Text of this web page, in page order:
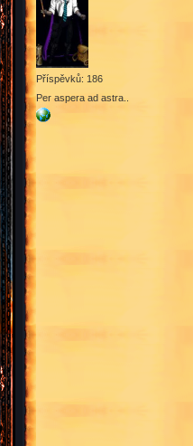
Příspěvků: 186
Per aspera ad astra..